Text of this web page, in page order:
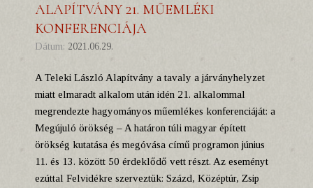
ALAPÍTVÁNY 21. MŰEMLÉKI
KONFERENCIÁJA
Dátum: 2021.06.29.
A Teleki László Alapítvány a tavaly a járványhelyzet
miatt elmaradt alkalom után idén 21. alkalommal
megrendezte hagyományos műemlékes konferenciáját: a
Megújuló örökség – A határon túli magyar épített
örökség kutatása és megóvása című programon június
11. és 13. között 50 érdeklődő vett részt. Az eseményt
ezúttal Felvidékre szerveztük: Százd, Középtúr, Zsip